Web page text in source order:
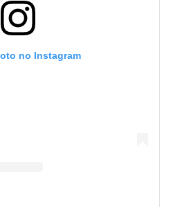
no Instagram